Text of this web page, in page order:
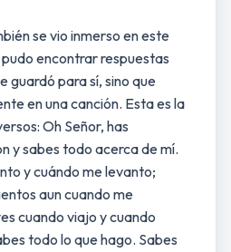
se vio inmerso en este
encontrar respuestas
guardó para sí, sino que
en una canción. Esta es la
Oh Señor, has
y sabes todo acerca de mí.
y cuándo me levanto;
aun cuando me
cuando viajo y cuando
todo lo que hago. Sabes